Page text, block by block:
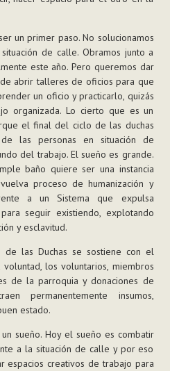
un primer paso. No solucionamos
de calle. Obramos junto a
este año. Pero queremos dar
abrir talleres de oficios para que
un oficio y practicarlo, quizás
organizada. Lo cierto que es un
el final del ciclo de las duchas
las personas en situación de
del trabajo. El sueño es grande.
baño quiere ser una instancia
proceso de humanización y
a un Sistema que expulsa
seguir existiendo, explotando
y esclavitud.
las Duchas se sostiene con el
los voluntarios, miembros
de la parroquia y donaciones de
permanentemente insumos,
estado.
sueño. Hoy el sueño es combatir
a la situación de calle y por eso
espacios creativos de trabajo para